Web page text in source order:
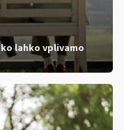
lahko vplivamo